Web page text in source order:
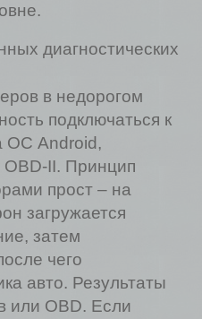
диагностических
в недорогом
подключаться к
ОС Android,
OBD-II. Принцип
прост – на
загружается
затем
чего
авто. Результаты
или OBD. Если